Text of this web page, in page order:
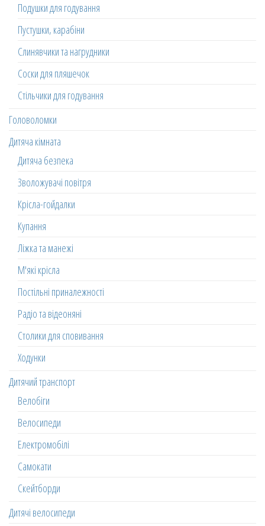
Подушки для годування
Пустушки, карабіни
Слинявчики та нагрудники
Соски для пляшечок
Стільчики для годування
Головоломки
Дитяча кімната
Дитяча безпека
Зволожувачі повітря
Крісла-гойдалки
Купання
Ліжка та манежі
М'які крісла
Постільні приналежності
Радіо та відеоняні
Столики для сповивання
Ходунки
Дитячий транспорт
Велобіги
Велосипеди
Електромобілі
Самокати
Скейтборди
Дитячі велосипеди